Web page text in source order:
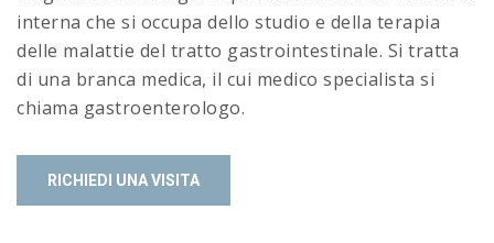
interna che si occupa dello studio e della terapia
delle malattie del tratto gastrointestinale. Si tratta
di una branca medica, il cui medico specialista si
chiama gastroenterologo.
RICHIEDI UNA VISITA